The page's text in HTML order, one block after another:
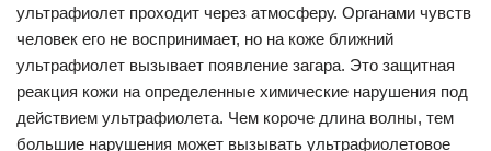
ультрафиолет проходит через атмосферу. Органами чувств
человек его не воспринимает, но на коже ближний
ультрафиолет вызывает появление загара. Это защитная
реакция кожи на определенные химические нарушения под
действием ультрафиолета. Чем короче длина волны, тем
большие нарушения может вызывать ультрафиолетовое